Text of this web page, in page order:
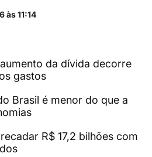
às 11:14
da dívida decorre
gastos
Brasil é menor do que a
R$ 17,2 bilhões com